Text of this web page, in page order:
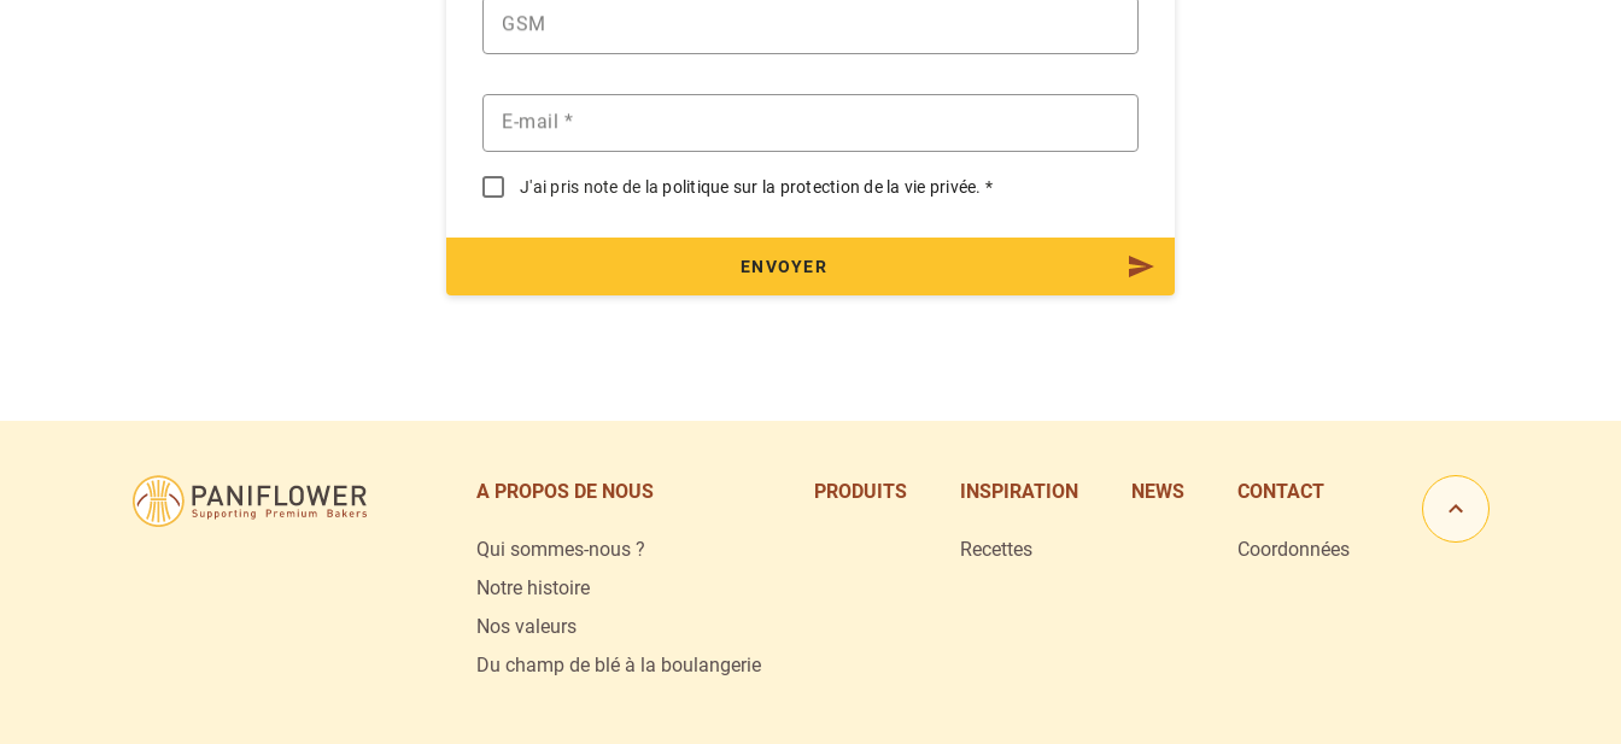
GSM
E-mail *
J'ai pris note de la politique sur la protection de la vie privée. *
ENVOYER
La Lorraine Bakery Group
A PROPOS DE NOUS
Qui sommes-nous ?
Notre histoire
Nos valeurs
Du champ de blé à la boulangerie
PRODUITS INSPIRATION
Recettes
NEWS CONTACT
Coordonnées
Allez en haut de la